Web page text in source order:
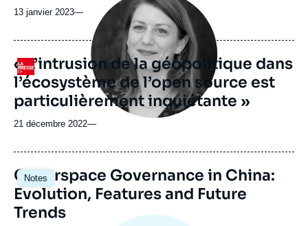
13 janvier 2023—
Logo
principale
médiatique
« L’intrusion de la géopolitique dans
l’écosystème de l’open source est
particulièrement inquiétante »
21 décembre 2022—
Notes
Image
principale
Cyberspace Governance in China:
Evolution, Features and Future
Trends